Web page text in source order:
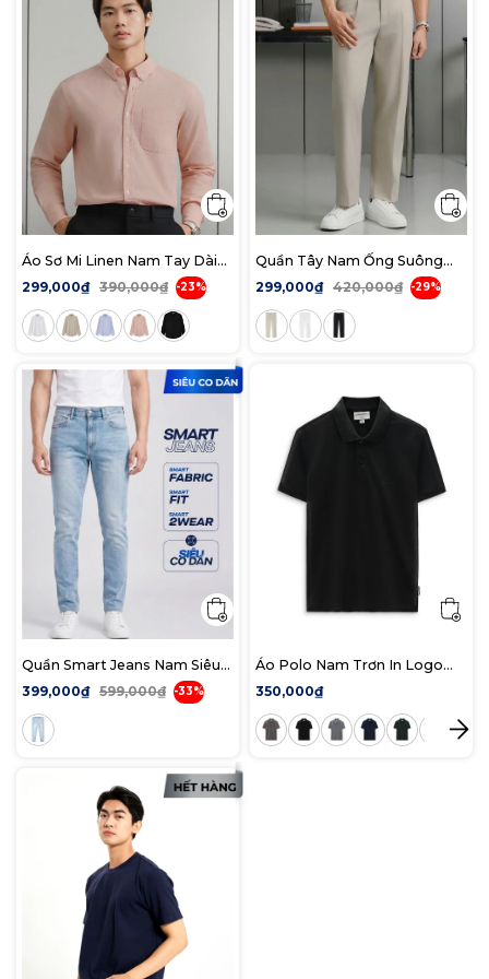
Áo Sơ Mi Linen Nam Tay Dài
Pale Wave Form Regular
299,000₫ 390,000₫ -23%
Quần Tây Nam Ống Suông
Sidetab Form Straight
299,000₫ 420,000₫ -29%
Quần Smart Jeans Nam Siêu
Co Dãn Xanh Nhạt Trơn Form
399,000₫ 599,000₫ -33%
Áo Polo Nam Trơn In Logo
ICONDENIM Form Regular
350,000₫